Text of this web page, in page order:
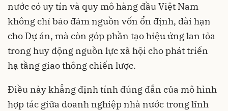
nước có uy tín và quy mô hàng đầu Việt Nam
không chỉ bảo đảm nguồn vốn ổn định, dài hạn
cho Dự án, mà còn góp phần tạo hiệu ứng lan tỏa
trong huy động nguồn lực xã hội cho phát triển
hạ tầng giao thông chiến lược.
Điều này khẳng định tính đúng đắn của mô hình
hợp tác giữa doanh nghiệp nhà nước trong lĩnh